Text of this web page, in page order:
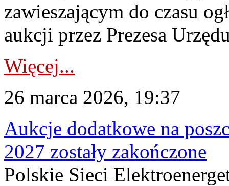
zawieszającym do czasu
aukcji przez Prezesa
Więcej...
26 marca 2026, 19:37
Aukcje dodatkowe na
2027 zostały zakończone
Polskie Sieci